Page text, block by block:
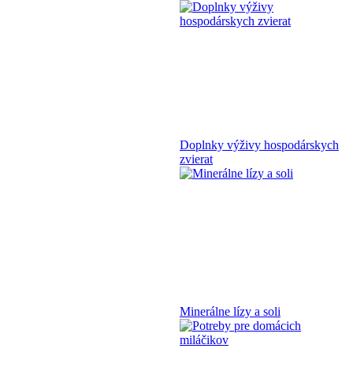
Doplnky výživy hospodárskych
zvierat
Minerálne lízy a soli